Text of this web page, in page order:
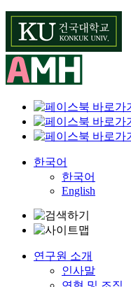
Skip
content
한국어
한국어
English
연구원 소개
인사말